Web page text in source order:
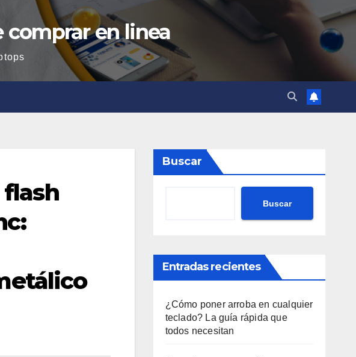
comprar en linea
flash
Buscar
Buscar
Entradas recientes
¿Cómo poner arroba en cualquier
teclado? La guía rápida que
todos necesitan